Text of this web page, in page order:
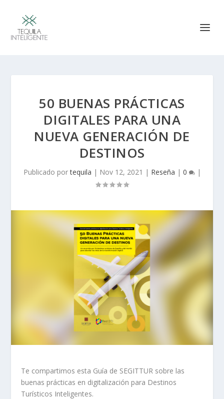
50 BUENAS PRÁCTICAS
DIGITALES PARA UNA
NUEVA GENERACIÓN DE
DESTINOS
Publicado portequila | Nov 12, 2021 | Reseña | 0 |
Te compartimos esta Guía de SEGITTUR sobre las
buenas prácticas en digitalización para Destinos
Turísticos Inteligentes.